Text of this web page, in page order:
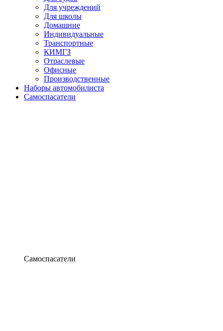
Для учреждений
Для школы
Домашние
Индивидуальные
Транспортные
КИМГЗ
Отраслевые
Офисные
Производственные
Наборы автомобилиста
Самоспасатели
Самоспасатели